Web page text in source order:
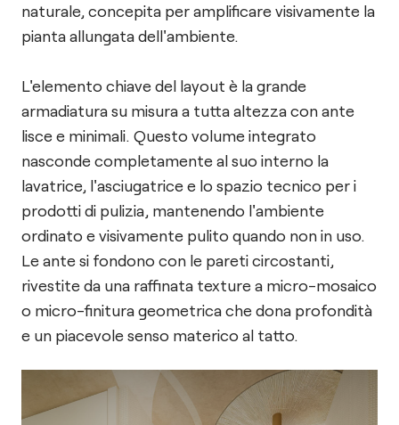
naturale, concepita per amplificare visivamente la
pianta allungata dell'ambiente.
L'elemento chiave del layout è la grande
armadiatura su misura a tutta altezza con ante
lisce e minimali. Questo volume integrato
nasconde completamente al suo interno la
lavatrice, l'asciugatrice e lo spazio tecnico per i
prodotti di pulizia, mantenendo l'ambiente
ordinato e visivamente pulito quando non in uso.
Le ante si fondono con le pareti circostanti,
rivestite da una raffinata texture a micro-mosaico
o micro-finitura geometrica che dona profondità
e un piacevole senso materico al tatto.